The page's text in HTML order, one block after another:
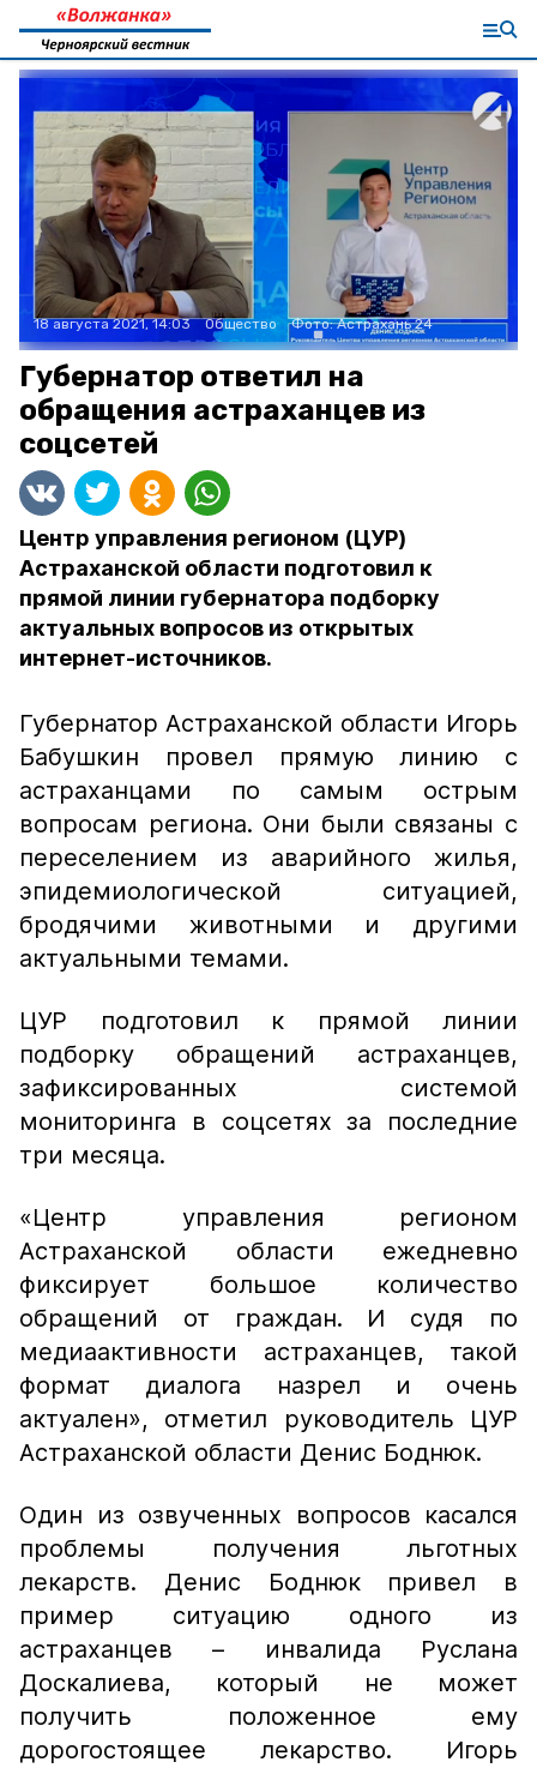
18 августа 2021, 14:03 Общество Фото:Астрахань 24
Губернатор ответил на
обращения астраханцев из
соцсетей
Центр управления регионом (ЦУР)
Астраханской области подготовил к
прямой линии губернатора подборку
актуальных вопросов из открытых
интернет-источников.
Губернатор Астраханской области Игорь
Бабушкин провел прямую линию с
астраханцами по самым острым
вопросам региона. Они были связаны с
переселением из аварийного жилья,
эпидемиологической ситуацией,
бродячими животными и другими
актуальными темами.
ЦУР подготовил к прямой линии
подборку обращений астраханцев,
зафиксированных системой
мониторинга в соцсетях за последние
три месяца.
«Центр управления регионом
Астраханской области ежедневно
фиксирует большое количество
обращений от граждан. И судя по
медиаактивности астраханцев, такой
формат диалога назрел и очень
актуален», отметил руководитель ЦУР
Астраханской области Денис Боднюк.
Один из озвученных вопросов касался
проблемы получения льготных
лекарств. Денис Боднюк привел в
пример ситуацию одного из
астраханцев – инвалида Руслана
Доскалиева, который не может
получить положенное ему
дорогостоящее лекарство. Игорь